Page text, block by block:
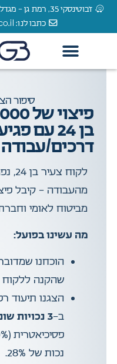
ז'בוטינסקי 35, רמת גן - מגדלי תאומים
כתבו לנו: office@benoglikman.co.il
סיפור
בן 24 עם
דרכים/עבודה
מהעבודה – קיבל
מביטוח לאומי
מה עשינו בפועל:
הוכחנו
שהקנה ללקוח
הצגנו תיעוד
ב-3 נכויות שונות
נכות של 28%.